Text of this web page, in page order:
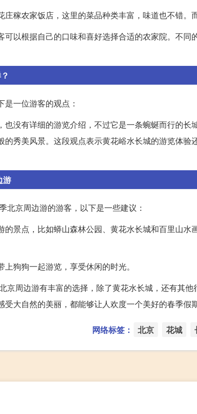
庄稼农家饭店，这里的菜品种类丰富，味道也不错。
可以根据自己的口味和喜好选择合适的农家院。不
一位游客的观点：
也没有详细的游览介绍，不过它是一条蜿蜒而行的
的秀美风景。这段观点表示黄花峪水长城的游览体
游
北京周边游的游客，以下是一些建议：
的景点，比如蟒山森林公园、黄花水长城和百里山
狗狗一起游览，享受休闲的时光。
京周边游有丰富的选择，除了黄花水长城，还有其
大自然的美丽，都能够让人欢度一个美好的春季假期
网络标签： 北京 花城